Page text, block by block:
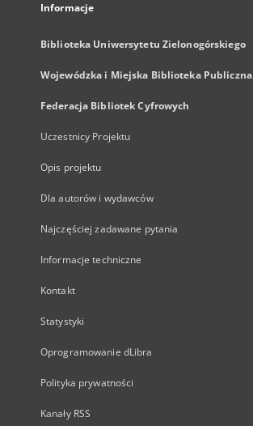
Informacje
Biblioteka Uniwersytetu Zielonogórskiego
Wojewódzka i Miejska Biblioteka Publiczna
Federacja Bibliotek Cyfrowych
Uczestnicy Projektu
Opis projektu
Dla autorów i wydawców
Najczęściej zadawane pytania
Informacje techniczne
Kontakt
Statystyki
Oprogramowanie dLibra
Polityka prywatności
Kanały RSS